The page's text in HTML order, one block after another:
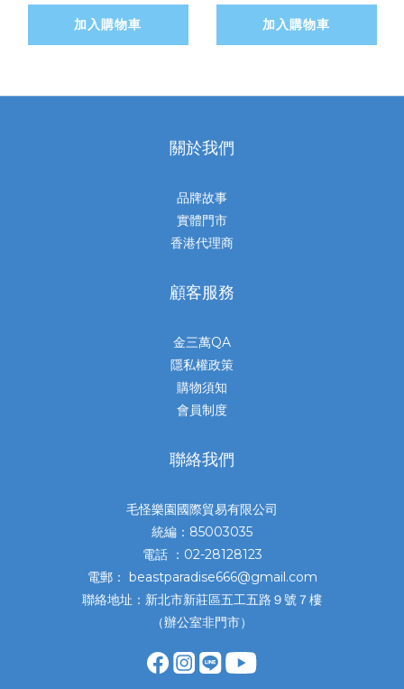
加入購物車 加入購物車
關於我們
品牌故事
實體門市
香港代理商
顧客服務
金三萬QA
隱私權政策
購物須知
會員制度
聯絡我們
毛怪樂園國際貿易有限公司
統編：85003035
電話 ：02-28128123
電郵： beastparadise666@gmail.com
聯絡地址：新北市新莊區五工五路９號７樓
（辦公室非門市）